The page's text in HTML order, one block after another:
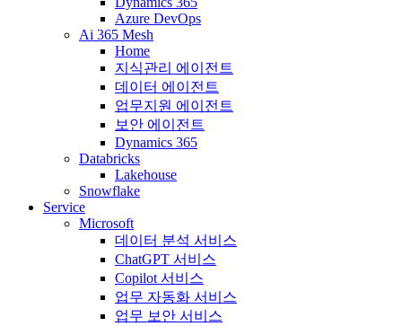
Azure DevOps
Ai 365 Mesh
Home
지식관리 에이전트
데이터 에이전트
업무지원 에이전트
보안 에이전트
Dynamics 365
Databricks
Lakehouse
Snowflake
Service
Microsoft
데이터 분석 서비스
ChatGPT 서비스
Copilot 서비스
업무 자동화 서비스
업무 보안 서비스